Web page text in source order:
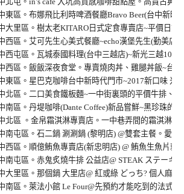
東區。布娜飛比利時啤酒餐廳Bravo Beer(台中新
大里區。樹太老KITARO日式定食專賣店~平價日
西區。艾可先生心美式餐廳~echo漢堡先生(勤美
西屯區。瓦城泰國料理(台中三越店)~新光三越10
西區。飯飯深夜食堂。專賣燒肉丼、雞腿丼飯~台
東區。星巴克咖啡台中新時代門市~2017新口味 米
北區。二口美食鐵板麵~一中街裏頭的平價牛排、
南區。丹堤咖啡(Dante Coffee)新品嘗鮮~黑珍珠
北區 。金帛霜淇淋專賣店。一中巷弄間的霜淇淋
南屯區。石二鍋 涮涮鍋 (黎明店) @雙套主餐。愛
西區。順億鮪魚專賣店(新忠明店) @ 鮪魚生魚片
南屯區。赤鬼炙燒牛排 公益店@ STEAK ステー
大里區。那個鍋 大里店@ 紅或綠 どっち? 個人麻
南區。萊法小館 Le Four@先預約才能吃到的法式